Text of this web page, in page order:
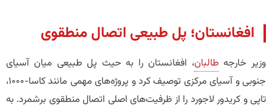
افغانستان؛ پل طبیعی اتصال منطقوی
وزیر خارجه طالبان، افغانستان را به حیث پل طبیعی میان آسیای
جنوبی و آسیای مرکزی توصیف کرد و پروژه‌های مهمی مانند کاسا-1000،
تاپی و کریدور لاجورد را از ظرفیت‌های اصلی اتصال منطقوی برشمرد. به